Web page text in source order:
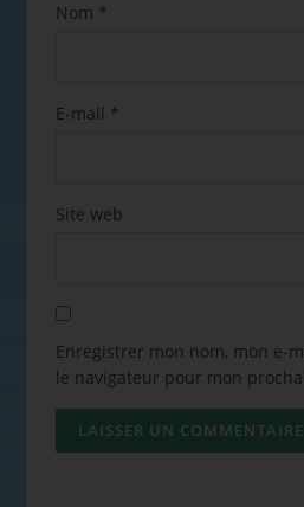
Nom *
E-mail *
Site web
Enregistrer mon nom, mon e-
le navigateur pour mon